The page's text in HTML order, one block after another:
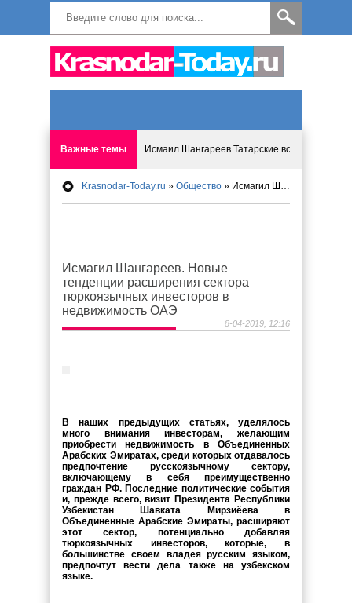
Важные темы Исмаил Шангареев.Татарские встречи на
Программа «Мир без слёз» впервые в Анапе:
Исмагил Шангареев. В поисках внутренней
В Краснодаре отменяют «СНИЛС», что будет
Krasnodar-Today.ru » Общество » Исмагил Шангареев. Новые тенденции расширения сектора тюркоязычных инвесторов в недвижимость ОАЭ
Исмагил Шангареев. Новые
тенденции расширения сектора
тюркоязычных инвесторов в
недвижимость ОАЭ
8-04-2019, 12:16
В наших предыдущих статьях, уделялось
много внимания инвесторам, желающим
приобрести недвижимость в Объединенных
Арабских Эмиратах, среди которых отдавалось
предпочтение русскоязычному сектору,
включающему в себя преимущественно
граждан РФ. Последние политические события
и, прежде всего, визит Президента Республики
Узбекистан Шавката Мирзиёева в
Объединенные Арабские Эмираты, расширяют
этот сектор, потенциально добавляя
тюркоязычных инвесторов, которые, в
большинстве своем владея русским языком,
предпочтут вести дела также на узбекском
языке.